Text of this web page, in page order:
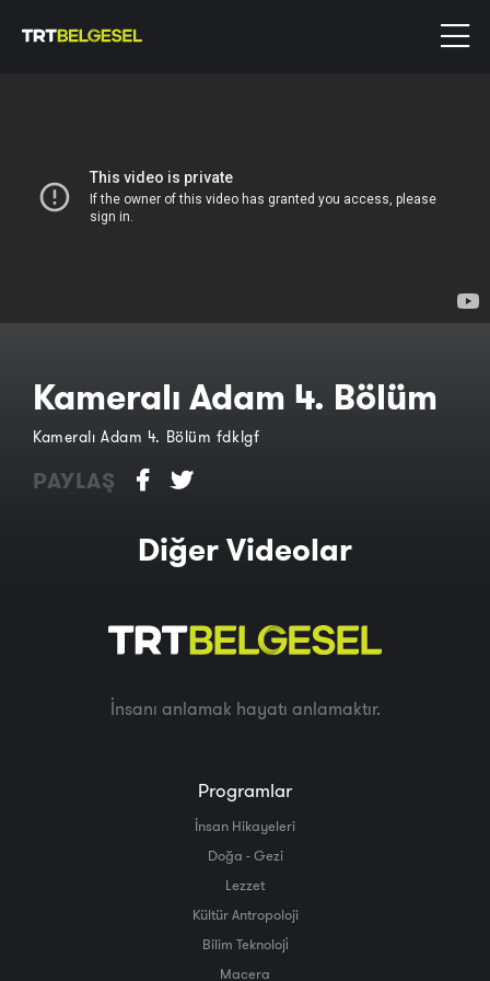
Kameralı Adam 4. Bölüm
Kameralı Adam 4. Bölüm fdklgf
PAYLAŞ
Diğer Videolar
İnsanı anlamak hayatı anlamaktır.
Programlar
İnsan Hikayeleri
Doğa - Gezi
Lezzet
Kültür Antropoloji
Bilim Teknoloji̇
Macera